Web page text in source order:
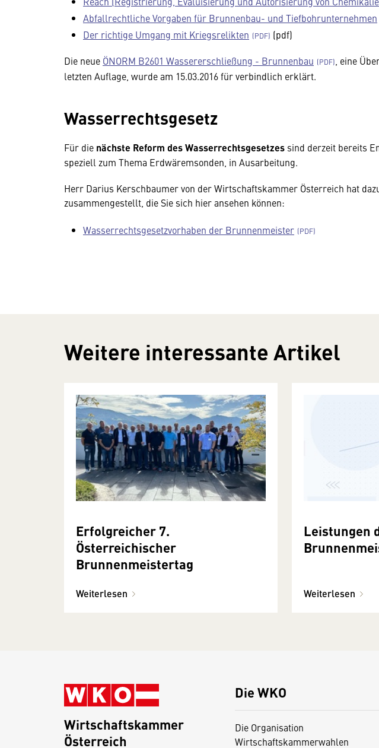
Abfallrechtliche Vorgaben für Brunnenbau- und Tiefbohrunternehmen
Der richtige Umgang mit Kriegsrelikten
(pdf)
Die neue ÖNORM B2601 Wassererschließung - Brunnenbau
, eine
letzten Auflage, wurde am 15.03.2016 für verbindlich erklärt.
Wasserrechtsgesetz
Für die nächste Reform des Wasserrechtsgesetzes sind derzeit bereits
speziell zum Thema Erdwäremsonden, in Ausarbeitung.
Herr Darius Kerschbaumer von der Wirtschaftskammer Österreich hat
zusammengestellt, die Sie sich hier ansehen können:
Wasserrechtsgesetzvorhaben der Brunnenmeister
Weitere interessante Artikel
Erfolgreicher 7.
Österreichischer
Brunnenmeistertag
Weiterlesen
Leistungen
Weiterlesen
Die WKO
Die Organisation
Wirtschaftskammerwahlen
Wirtschaftskammer
Österreich